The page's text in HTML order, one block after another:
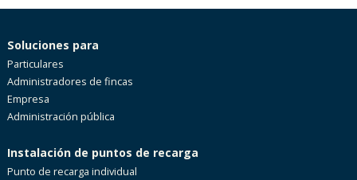
Soluciones para
Particulares
Administradores de fincas
Empresa
Administración pública
Instalación de puntos de recarga
Punto de recarga individual